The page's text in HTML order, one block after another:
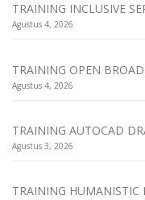
TRAINING INCLUSIVE
Agustus 4, 2026
TRAINING OPEN
Agustus 4, 2026
TRAINING AUTOCAD
Agustus 3, 2026
TRAINING HUMANISTIC